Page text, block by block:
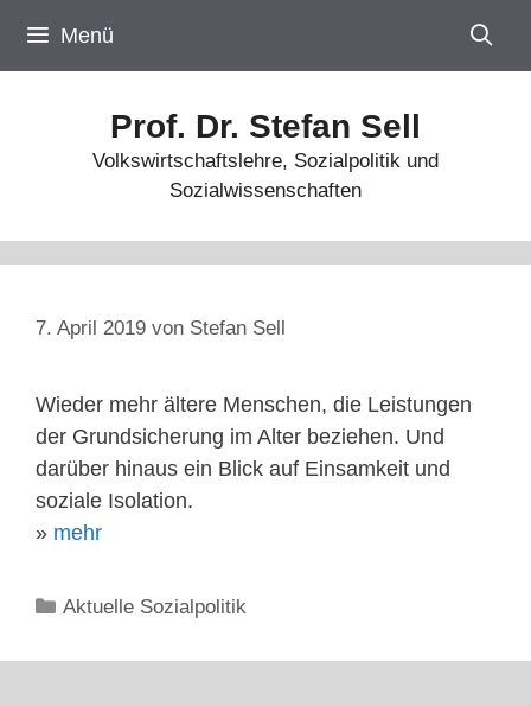
Inhalt
springen
Menü
Prof. Dr. Stefan Sell
Volkswirtschaftslehre, Sozialpolitik und
Sozialwissenschaften
7. April 2019 von Stefan Sell
Wieder mehr ältere Menschen, die Leistungen
der Grundsicherung im Alter beziehen. Und
darüber hinaus ein Blick auf Einsamkeit und
soziale Isolation.
» mehr
Kategorien
Aktuelle Sozialpolitik